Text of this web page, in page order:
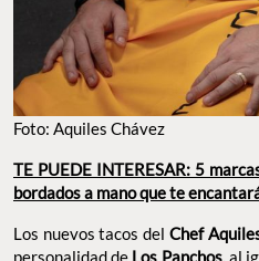
Foto: Aquiles Chávez
TE PUEDE INTERESAR: 5
bordados a mano que te
Los nuevos tacos del Chef
personalidad de Los Panchos, al